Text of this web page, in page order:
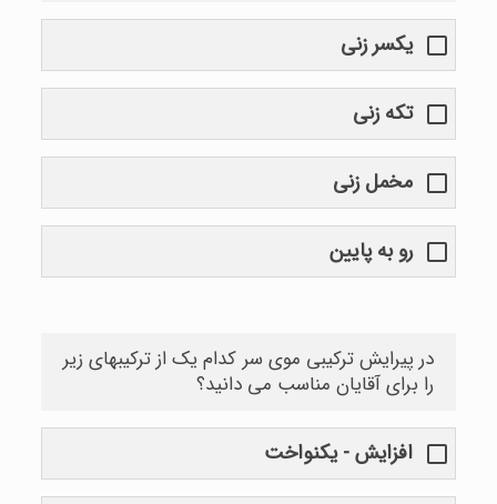
یکسر زنی
تکه زنی
مخمل زنی
رو به پایین
در پیرایش ترکیبی موی سر کدام یک از ترکیبهای زیر
را برای آقایان مناسب می دانید؟
افزایش - یکنواخت